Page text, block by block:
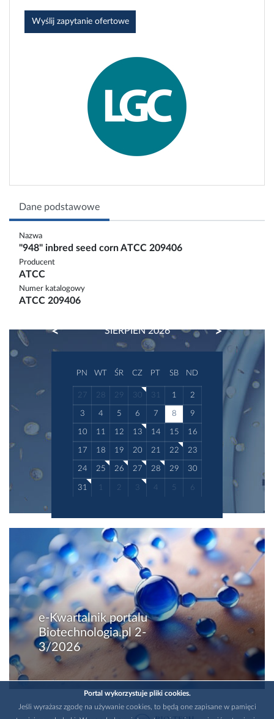
Wyślij zapytanie ofertowe
Dane podstawowe
Nazwa
"948" inbred seed corn ATCC 209406
Producent
ATCC
Numer katalogowy
ATCC 209406
SIERPIEŃ 2026
PREVIOUS NEXT
PN WT ŚR CZ PT SB ND
27 28 29 30 31 1 2
3 4 5 6 7 8 9
10 11 12 13 14 15 16
17 18 19 20 21 22 23
24 25 26 27 28 29 30
31 1 2 3 4 5 6
e-Kwartalnik portalu
Biotechnologia.pl 2-
3/2026
Portal wykorzystuje pliki cookies.
Jeśli wyrażasz zgodę na używanie cookies, to będą one zapisane w pamięci